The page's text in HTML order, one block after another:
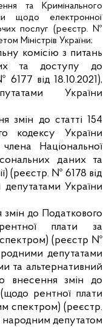
та Кримінального
щодо електронної
послуг (реєстр. №
Міністрів України;
комісію з питань
та доступу до
6177 від 18.10.2021),
України
змін до статті 154
кодексу України
Національної
даних та
(реєстр. № 6178 від
України
до Податкового
плати за
спектром) (реєстр №
депутатами
та альтернативний
внесення змін до
рентної плати
спектром) (реєстр.
народним депутатом